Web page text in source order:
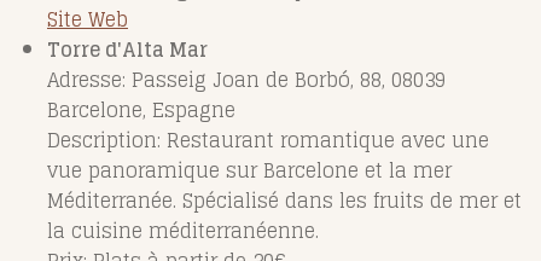
Site Web
Torre d'Alta Mar
Adresse: Passeig Joan de Borbó, 88, 08039
Barcelone, Espagne
Description: Restaurant romantique avec une
vue panoramique sur Barcelone et la mer
Méditerranée. Spécialisé dans les fruits de mer et
la cuisine méditerranéenne.